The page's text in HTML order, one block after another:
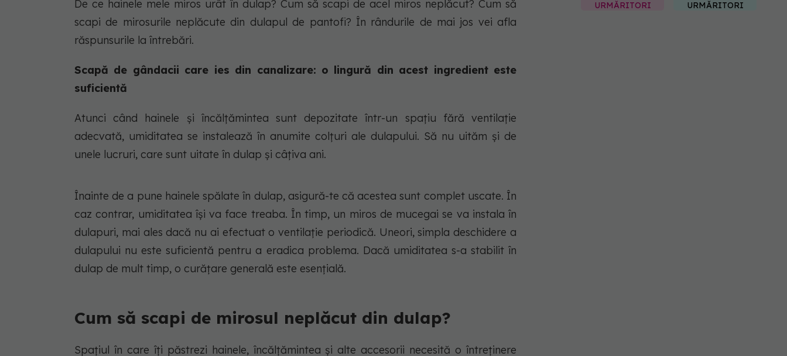
De ce hainele mele miros urât în ​​dulap? Cum să scapi de acel miros neplăcut? Cum să
scapi de mirosurile neplăcute din dulapul de pantofi? În rândurile de mai jos vei afla
răspunsurile la întrebări.
Scapă de gândacii care ies din canalizare: o lingură din acest ingredient este
suficientă
Atunci când hainele și încălțămintea sunt depozitate într-un spațiu fără ventilație
adecvată, umiditatea se instalează în anumite colțuri ale dulapului. Să nu uităm și de
unele lucruri, care sunt uitate în dulap și câțiva ani.
Înainte de a pune hainele spălate în dulap, asigură-te că acestea sunt complet uscate. În
caz contrar, umiditatea își va face treaba. În timp, un miros de mucegai se va instala în
dulapuri, mai ales dacă nu ai efectuat o ventilație periodică. Uneori, simpla deschidere a
dulapului nu este suficientă pentru a eradica problema. Dacă umiditatea s-a stabilit în
dulap de mult timp, o curățare generală este esențială.
Cum să scapi de mirosul neplăcut din dulap?
Spațiul în care îți păstrezi hainele, încălțămintea și alte accesorii necesită o întreținere
URMĂRITORI URMĂRITORI